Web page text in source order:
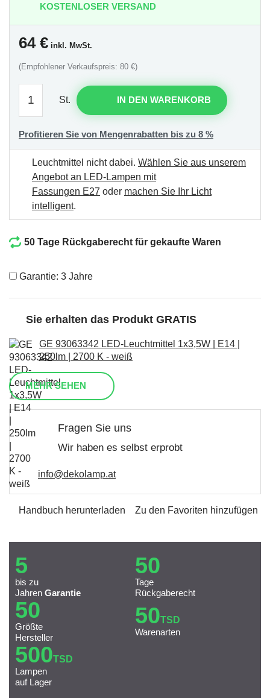
KOSTENLOSER VERSAND
64€ inkl. MwSt.
(Empfohlener Verkaufspreis: 80 €)
St. IN DEN WARENKORB
Profitieren Sie von Mengenrabatten bis zu 8 %
Leuchtmittel nicht dabei. Wählen Sie aus unserem
Angebot an LED-Lampen mit
Fassungen E27 oder machen Sie Ihr Licht
intelligent.
50 Tage Rückgaberecht für gekaufte Waren
Garantie: 3 Jahre
Sie erhalten das Produkt GRATIS
GE 93063342 LED-Leuchtmittel 1x3,5W | E14 |
250lm | 2700 K - weiß
MEHR SEHEN
Fragen Sie uns
Wir haben es selbst erprobt
info@dekolamp.at
Handbuch herunterladen Zu den Favoriten hinzufügen
5
bis zu
Jahren Garantie
50
Tage
Rückgaberecht
50
Größte
Hersteller
50TSD
Warenarten
500TSD
Lampen
auf Lager